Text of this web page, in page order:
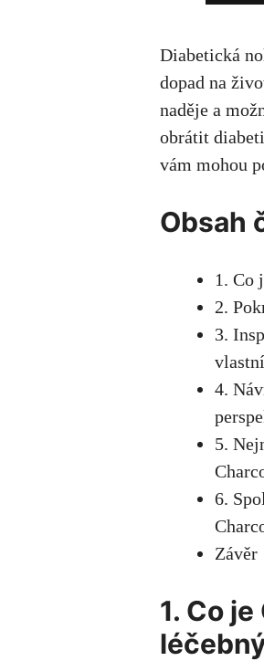
Diabetická
dopad na⁤
naděje a
obrátit
vám mohou
Obsah
1. Co
2.
3.
4.
5.
6.
Závěr
1. Co